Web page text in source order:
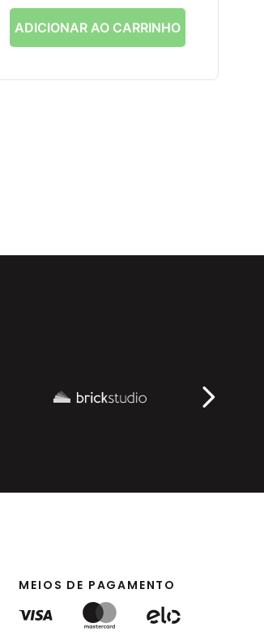
ADICIONAR AO CARRINHO
MEIOS DE PAGAMENTO